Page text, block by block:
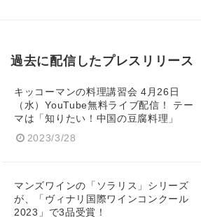
過去に配信したプレスリリース
キッコーマンの料理講習会 4月26日
（水）YouTube無料ライブ配信！ テー
マは「知りたい！中国の豆腐料理」
2023/3/28
マンズワインの「ソラリス」シリーズ
が、「ヴィナリ国際ワインコンクール
2023」で3品受賞！